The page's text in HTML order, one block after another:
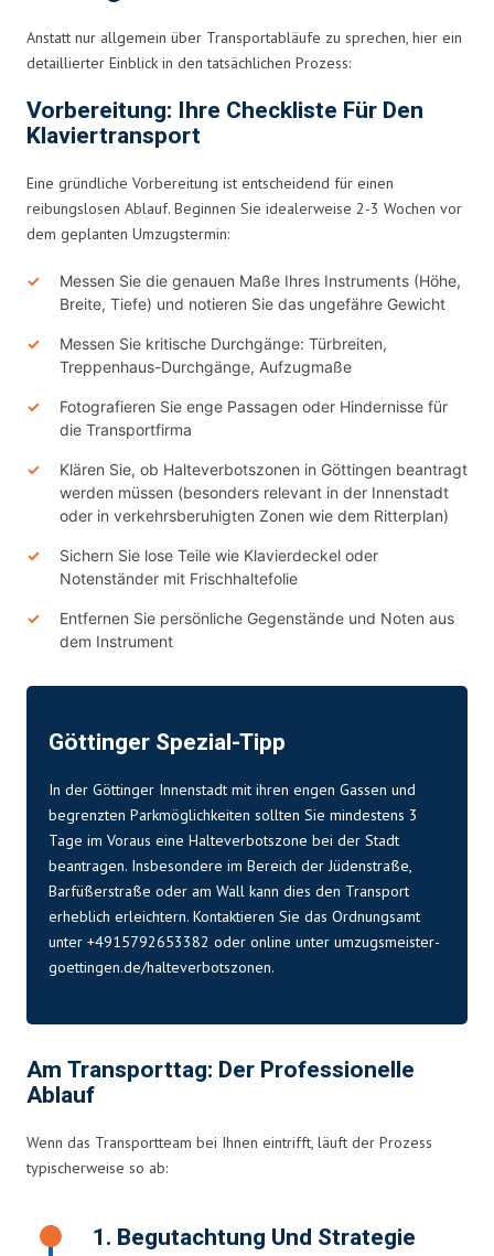
Anstatt nur allgemein über Transportabläufe zu sprechen, hier ein
detaillierter Einblick in den tatsächlichen Prozess:
Vorbereitung: Ihre Checkliste Für Den
Klaviertransport
Eine gründliche Vorbereitung ist entscheidend für einen
reibungslosen Ablauf. Beginnen Sie idealerweise 2-3 Wochen vor
dem geplanten Umzugstermin:
Messen Sie die genauen Maße Ihres Instruments (Höhe,
Breite, Tiefe) und notieren Sie das ungefähre Gewicht
Messen Sie kritische Durchgänge: Türbreiten,
Treppenhaus-Durchgänge, Aufzugmaße
Fotografieren Sie enge Passagen oder Hindernisse für
die Transportfirma
Klären Sie, ob Halteverbotszonen in Göttingen beantragt
werden müssen (besonders relevant in der Innenstadt
oder in verkehrsberuhigten Zonen wie dem Ritterplan)
Sichern Sie lose Teile wie Klavierdeckel oder
Notenständer mit Frischhaltefolie
Entfernen Sie persönliche Gegenstände und Noten aus
dem Instrument
Göttinger Spezial-Tipp
In der Göttinger Innenstadt mit ihren engen Gassen und
begrenzten Parkmöglichkeiten sollten Sie mindestens 3
Tage im Voraus eine Halteverbotszone bei der Stadt
beantragen. Insbesondere im Bereich der Jüdenstraße,
Barfüßerstraße oder am Wall kann dies den Transport
erheblich erleichtern. Kontaktieren Sie das Ordnungsamt
unter +4915792653382 oder online unter umzugsmeister-
goettingen.de/halteverbotszonen.
Am Transporttag: Der Professionelle
Ablauf
Wenn das Transportteam bei Ihnen eintrifft, läuft der Prozess
typischerweise so ab:
1. Begutachtung Und Strategie